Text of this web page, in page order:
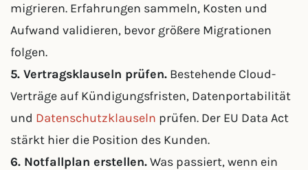
migrieren. Erfahrungen sammeln, Kosten und
Aufwand validieren, bevor größere Migrationen
folgen.
5. Vertragsklauseln prüfen. Bestehende Cloud-
Verträge auf Kündigungsfristen, Datenportabilität
und Datenschutzklauseln prüfen. Der EU Data Act
stärkt hier die Position des Kunden.
6. Notfallplan erstellen.Was passiert, wenn ein